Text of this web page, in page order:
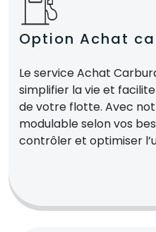
Option Achat
Le service Achat
simplifier la vie et
de votre flotte. Avec
modulable selon vos
contrôler et optimiser